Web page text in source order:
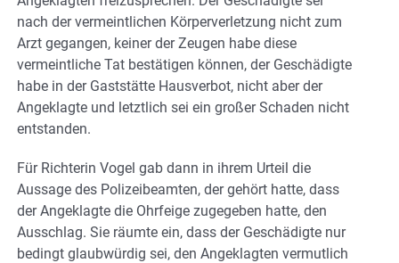
nach der vermeintlichen Körperverletzung nicht zum
Arzt gegangen, keiner der Zeugen habe diese
vermeintliche Tat bestätigen können, der Geschädigte
habe in der Gaststätte Hausverbot, nicht aber der
Angeklagte und letztlich sei ein großer Schaden nicht
entstanden.
Für Richterin Vogel gab dann in ihrem Urteil die
Aussage des Polizeibeamten, der gehört hatte, dass
der Angeklagte die Ohrfeige zugegeben hatte, den
Ausschlag. Sie räumte ein, dass der Geschädigte nur
bedingt glaubwürdig sei, den Angeklagten vermutlich